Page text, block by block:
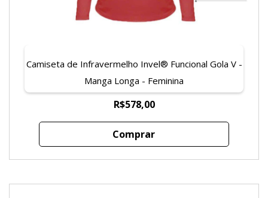
Camiseta de Infravermelho Invel® Funcional Gola V -
Manga Longa - Feminina
R$578,00
Comprar